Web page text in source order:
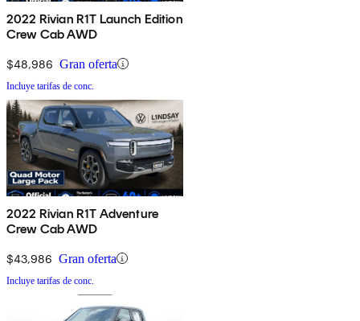
2022 Rivian R1T Launch Edition
Crew Cab AWD
$48,986 Gran oferta
Incluye tarifas de conc.
2022 Rivian R1T Adventure
Crew Cab AWD
$43,986 Gran oferta
Incluye tarifas de conc.